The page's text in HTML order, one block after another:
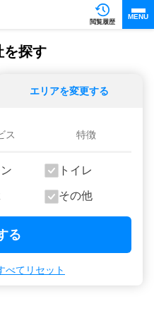
閲覧履歴
MENU
を探す
エリアを変更する
ス 特徴
トイレ
その他
る
べてリセット